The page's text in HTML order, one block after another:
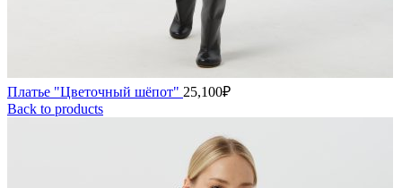
Платье "Цветочный шёпот" 25,100₽
Back to products